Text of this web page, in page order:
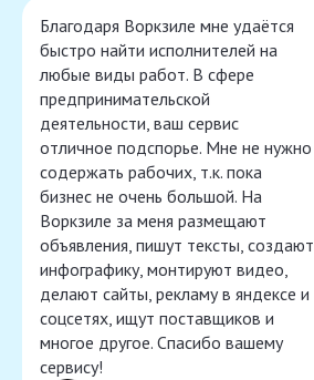
Благодаря Воркзиле мне удаётся
быстро найти исполнителей на
любые виды работ. В сфере
предпринимательской
деятельности, ваш сервис
отличное подспорье. Мне не нужно
содержать рабочих, т.к. пока
бизнес не очень большой. На
Воркзиле за меня размещают
объявления, пишут тексты, создают
инфографику, монтируют видео,
делают сайты, рекламу в яндексе и
соцсетях, ищут поставщиков и
многое другое. Спасибо вашему
сервису!